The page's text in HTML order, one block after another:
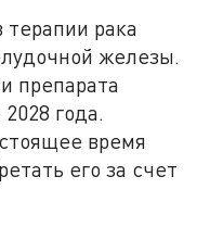
рака
железы.
препарата
года.
время
его за счет